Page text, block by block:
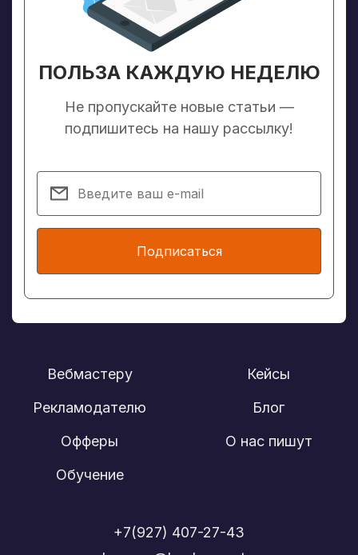
ПОЛЬЗА КАЖДУЮ НЕДЕЛЮ
Не пропускайте новые статьи —
подпишитесь на нашу рассылку!
Подписаться
Вебмастеру
Рекламодателю
Офферы
Обучение
Кейсы
Блог
О нас пишут
+7(927) 407-27-43